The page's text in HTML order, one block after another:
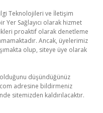
Teknolojileri ve İletişim
Yer Sağlayıcı olarak hizmet
proaktif olarak denetleme
Ancak, üyelerimiz
olup, siteye üye olarak
düşündüğünüz
adresine bildirmeniz
sitemizden kaldırılacaktır.